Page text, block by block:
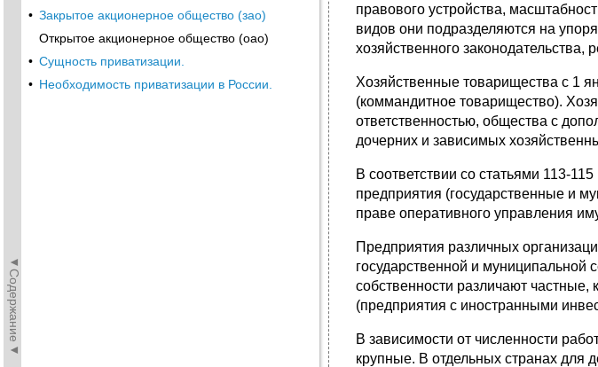
◄Содержание◄
• Закрытое акционерное общество (зао)
Открытое акционерное общество (оао)
• Сущность приватизации.
• Необходимость приватизации в России.
правового устройства,
видов они подразделяются на
хозяйственного
Хозяйственные товарищества с 1
(коммандитное товарищество).
ответственностью, общества с
дочерних и зависимых
В соответствии со статьями 113-
предприятия (государственные и
праве оперативного управления
Предприятия различных
государственной и муниципальной
собственности различают
(предприятия с иностранными
В зависимости от численности
крупные. В отдельных странах для